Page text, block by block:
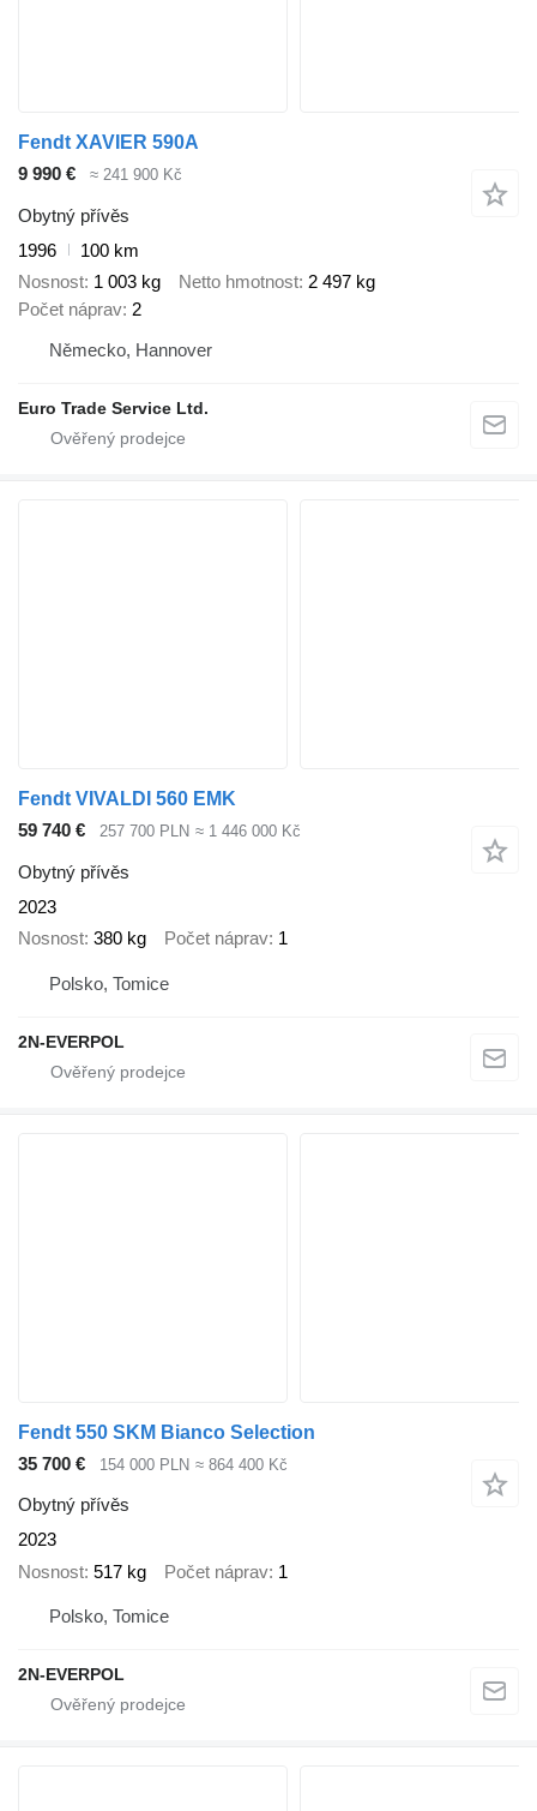
Fendt XAVIER 590A
9 990 €
≈ 241 900 Kč
Obytný přívěs
1996
100 km
Nosnost 1 003 kg Netto hmotnost 2 497 kg
Počet náprav 2
Německo, Hannover
Euro Trade Service Ltd.
Fendt VIVALDI 560 EMK
59 740 €
257 700 PLN ≈ 1 446 000 Kč
Obytný přívěs
2023
Nosnost 380 kg Počet náprav 1
Polsko, Tomice
2N-EVERPOL
Fendt 550 SKM Bianco Selection
35 700 €
154 000 PLN ≈ 864 400 Kč
Obytný přívěs
2023
Nosnost 517 kg Počet náprav 1
Polsko, Tomice
2N-EVERPOL